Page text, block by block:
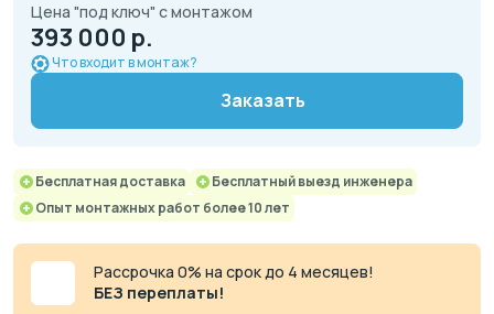
Цена "под ключ" с монтажом
393 000 р.
Что входит в монтаж?
Заказать
Бесплатная доставка
Бесплатный выезд инженера
Опыт монтажных работ более 10 лет
Рассрочка 0% на срок до 4 месяцев!
БЕЗ переплаты!